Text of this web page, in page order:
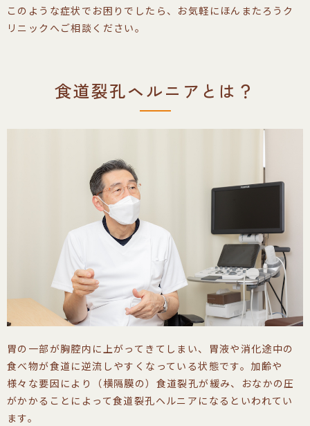
このような症状でお困りでしたら、お気軽にほんまたろうク
リニックへご相談ください。
食道裂孔ヘルニアとは？
胃の一部が胸腔内に上がってきてしまい、胃液や消化途中の
食べ物が食道に逆流しやすくなっている状態です。加齢や
様々な要因により（横隔膜の）食道裂孔が緩み、おなかの圧
がかかることによって食道裂孔ヘルニアになるといわれてい
ます。